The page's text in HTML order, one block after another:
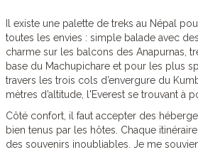
Il existe une palette de treks au Népal
toutes les envies : simple balade avec
charme sur les balcons des Anapurnas,
base du Machupichare et pour les plus
travers les trois cols d’envergure du
mètres d’altitude, l'Everest se trouvant à
Côté confort, il faut accepter des
bien tenus par les hôtes. Chaque
des souvenirs inoubliables. Je me